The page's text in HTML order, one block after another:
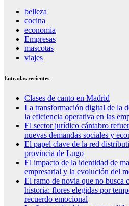
belleza
cocina
economia
Empresas
mascotas
viajes
Entradas recientes
Clases de canto en Madrid
La transformación digital de la
la eficiencia operativa en las
El sector jurídico cántabro
nuevas demandas sociales y
El papel clave de la red
provincia de Lugo
El impacto de la identidad de
empresarial y la evolución del
El ramo de novia que no busca
historia: flores elegidas por
recuerdo emocional